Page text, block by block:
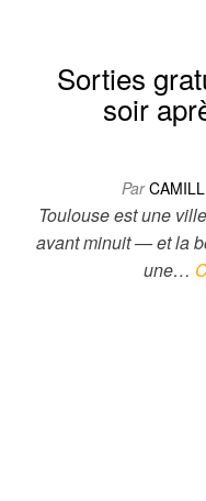
Sorties
soir
Par
Toulouse est une
avant minuit — et la
une…